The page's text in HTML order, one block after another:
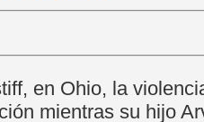
en Ohio, la
mientras su hijo